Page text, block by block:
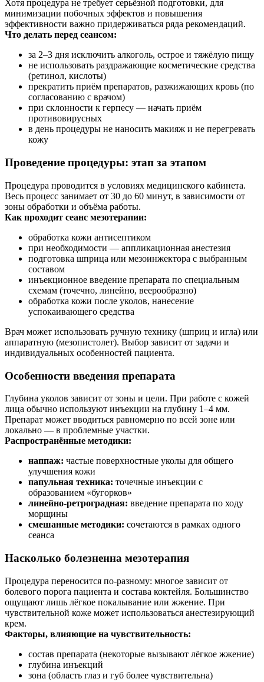
Хотя процедура не требует серьёзной подготовки, для
минимизации побочных эффектов и повышения
эффективности важно придерживаться ряда рекомендаций.
Что делать перед сеансом:
за 2–3 дня исключить алкоголь, острое и тяжёлую пищу
не использовать раздражающие косметические средства
(ретинол, кислоты)
прекратить приём препаратов, разжижающих кровь (по
согласованию с врачом)
при склонности к герпесу — начать приём
противовирусных
в день процедуры не наносить макияж и не перегревать
кожу
Проведение процедуры: этап за этапом
Процедура проводится в условиях медицинского кабинета.
Весь процесс занимает от 30 до 60 минут, в зависимости от
зоны обработки и объёма работы.
Как проходит сеанс мезотерапии:
обработка кожи антисептиком
при необходимости — аппликационная анестезия
подготовка шприца или мезоинжектора с выбранным
составом
инъекционное введение препарата по специальным
схемам (точечно, линейно, веерообразно)
обработка кожи после уколов, нанесение
успокаивающего средства
Врач может использовать ручную технику (шприц и игла) или
аппаратную (мезопистолет). Выбор зависит от задачи и
индивидуальных особенностей пациента.
Особенности введения препарата
Глубина уколов зависит от зоны и цели. При работе с кожей
лица обычно используют инъекции на глубину 1–4 мм.
Препарат может вводиться равномерно по всей зоне или
локально — в проблемные участки.
Распространённые методики:
наппаж: частые поверхностные уколы для общего
улучшения кожи
папульная техника: точечные инъекции с
образованием «бугорков»
линейно-ретроградная: введение препарата по ходу
морщины
смешанные методики: сочетаются в рамках одного
сеанса
Насколько болезненна мезотерапия
Процедура переносится по-разному: многое зависит от
болевого порога пациента и состава коктейля. Большинство
ощущают лишь лёгкое покалывание или жжение. При
чувствительной коже может использоваться анестезирующий
крем.
Факторы, влияющие на чувствительность:
состав препарата (некоторые вызывают лёгкое жжение)
глубина инъекций
зона (область глаз и губ более чувствительна)